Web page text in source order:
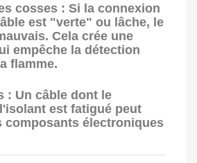
cosses : Si la connexion
est "verte" ou lâche, le
Cela crée une
empêche la détection
flamme.
: Un câble dont le
est fatigué peut
composants électroniques